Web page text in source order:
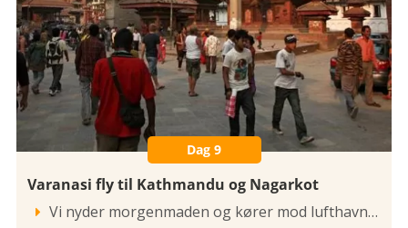
Dag 9
Varanasi fly til Kathmandu og Nagarkot
 Vi nyder morgenmaden og kører mod lufthavnen. Vi flyver selvfølgelig til Kathmandu, da rejsen overland gennem Gangessletten er en mildt sagt opslidende 8-9 timers lang bustur uden oplevelser undervejs.